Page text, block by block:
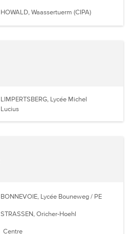
HOWALD, Waassertuerm (CIPA)
LIMPERTSBERG, Lycée Michel
Lucius
BONNEVOIE, Lycée Bouneweg / PE
STRASSEN, Oricher-Hoehl
Centre